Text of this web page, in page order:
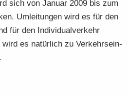
sich von Ja­nu­ar 2009 bis zum
Um­lei­tun­gen wird es für den
für den In­di­vi­du­al­ver­kehr
wird es na­tür­lich zu Ver­kehrs­ein­